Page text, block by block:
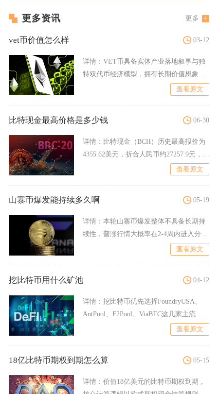
更多资讯 更多
vet币价值怎么样 03-12
详情： VET币具备实体产业落地叙事与独
特双代币经济模型，拥有长期价值想象空
查看原文
比特现金最高价格是多少钱 06-30
详情： 比特现金（BCH）历史最高报价为
4355.62美元，折合人民币约27257.9元，价
查看原文
山寨币爆发能持续多久啊 05-19
详情： 本轮山寨币爆发整体不具备长期持
续性，普涨行情大概率在2-4周内进入分化
查看原文
挖比特币用什么矿池 04-12
详情： 挖比特币优先选择FoundryUSA、
AntPool、F2Pool、ViaBTC这几家主流
查看原文
18亿比特币期权到期怎么算 05-15
详情： 价值18亿美元的比特币期权到期，